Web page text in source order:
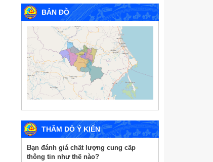
BẢN ĐỒ
THĂM DÒ Ý KIẾN
Bạn đánh giá chất lượng cung cấp
thông tin như thế nào?